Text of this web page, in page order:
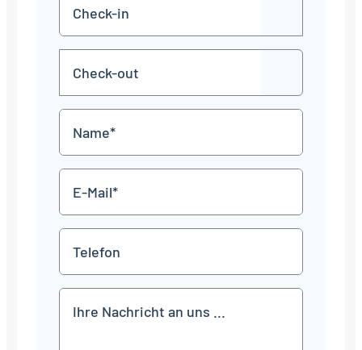
in
TT
Punkt
MM
JJJJ
TT
Punkt
MM
JJJJ
Mail
*